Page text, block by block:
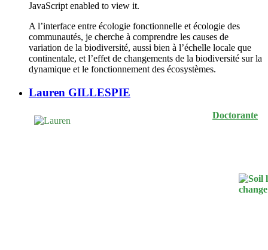
JavaScript enabled to view it.
A l’interface entre écologie fonctionnelle et écologie des
communautés, je cherche à comprendre les causes de
variation de la biodiversité, aussi bien à l’échelle locale que
continentale, et l’effet de changements de la biodiversité sur la
dynamique et le fonctionnement des écosystèmes.
Lauren GILLESPIE
Doctorante